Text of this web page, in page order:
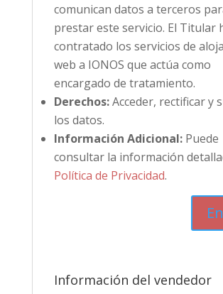
comunican datos a terceros
prestar este servicio. El Titular
contratado los servicios de
web a IONOS que actúa como
encargado de tratamiento.
Derechos:Acceder, rectificar y
los datos.
Información Adicional:Puede
consultar la información
Política de Privacidad.
Información del vendedor